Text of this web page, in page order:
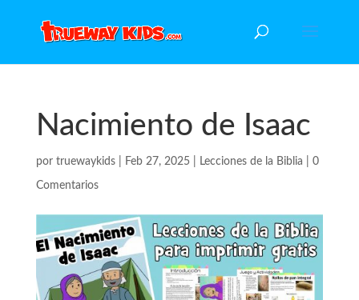
Nacimiento de Isaac
por truewaykids| Feb 27, 2025| Lecciones de la Biblia 0
Comentarios